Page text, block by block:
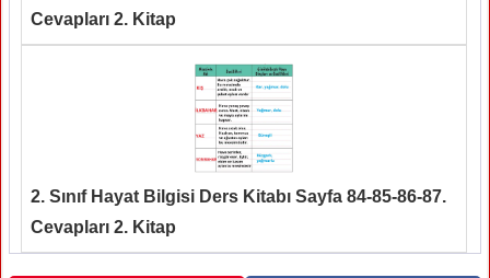
Cevapları 2. Kitap
2. Sınıf Hayat Bilgisi Ders Kitabı Sayfa 84-85-86-87.
Cevapları 2. Kitap